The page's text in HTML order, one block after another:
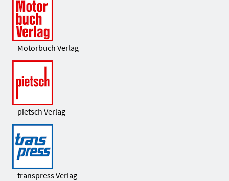
Motorbuch Verlag
pietsch Verlag
transpress Verlag